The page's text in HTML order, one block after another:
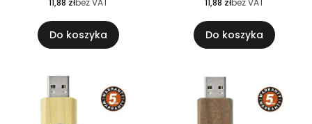
11,88 złbez VAT
Do koszyka
11,88 złbez VAT
Do koszyka